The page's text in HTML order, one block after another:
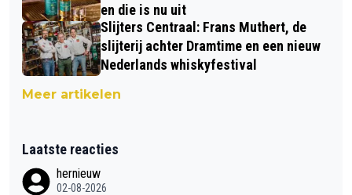
en die is nu uit
Slijters Centraal: Frans Muthert, de
slijterij achter Dramtime en een nieuw
Nederlands whiskyfestival
Meer artikelen
Laatste reacties
hernieuw
02-08-2026